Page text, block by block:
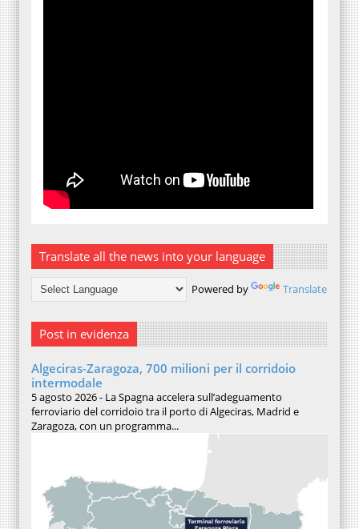
Translate all the news into your language
Powered by Translate
Post in evidenza
Algeciras-Zaragoza, 700 milioni per il corridoio
intermodale
5 agosto 2026 - La Spagna accelera sull’adeguamento
ferroviario del corridoio tra il porto di Algeciras, Madrid e
Zaragoza, con un programma...